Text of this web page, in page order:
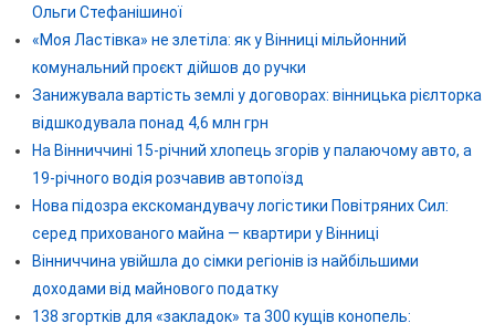
Ольги Стефанішиної
«Моя Ластівка» не злетіла: як у Вінниці мільйонний
комунальний проєкт дійшов до ручки
Занижувала вартість землі у договорах: вінницька рієлторка
відшкодувала понад 4,6 млн грн
На Вінниччині 15-річний хлопець згорів у палаючому авто, а
19-річного водія розчавив автопоїзд
Нова підозра екскомандувачу логістики Повітряних Сил:
серед прихованого майна — квартири у Вінниці
Вінниччина увійшла до сімки регіонів із найбільшими
доходами від майнового податку
138 згортків для «закладок» та 300 кущів конопель: